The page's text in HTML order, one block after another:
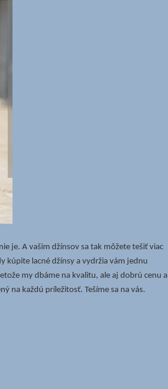
je. A vašim džínsov sa tak môžete tešiť viac
kúpite lacné džínsy a vydržia vám jednu
my dbáme na kvalitu, ale aj dobrú cenu a
na každú príležitosť. Tešíme sa na vás.